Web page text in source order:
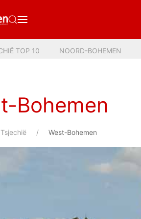
TOP 10 NOORD-BOHEMEN
Bohemen
Tsjechië West-Bohemen